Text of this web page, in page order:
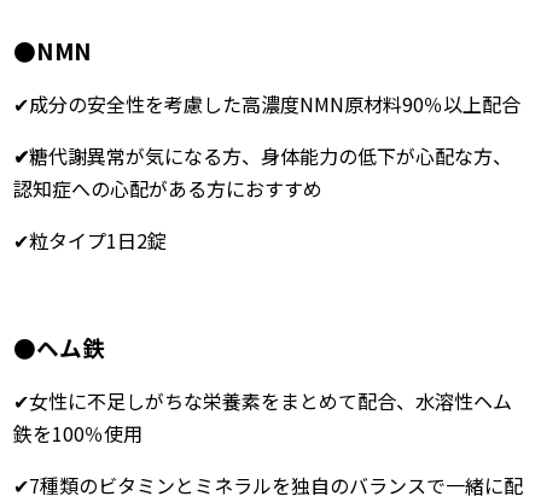
●NMN
✔成分の安全性を考慮した高濃度NMN原材料90％以上配合
✔糖代謝異常が気になる方、身体能力の低下が心配な方、
認知症への心配がある方におすすめ
✔粒タイプ1日2錠
●ヘム鉄
✔女性に不足しがちな栄養素をまとめて配合、水溶性ヘム
鉄を100％使用
✔7種類のビタミンとミネラルを独自のバランスで一緒に配